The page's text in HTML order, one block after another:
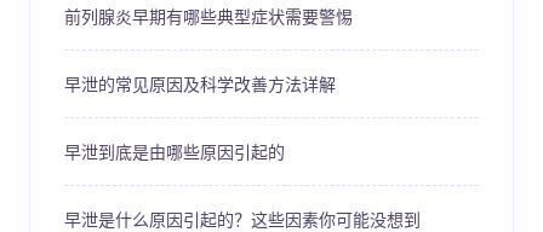
前列腺炎早期有哪些典型症状需要警惕
早泄的常见原因及科学改善方法详解
早泄到底是由哪些原因引起的
早泄是什么原因引起的？这些因素你可能没想到